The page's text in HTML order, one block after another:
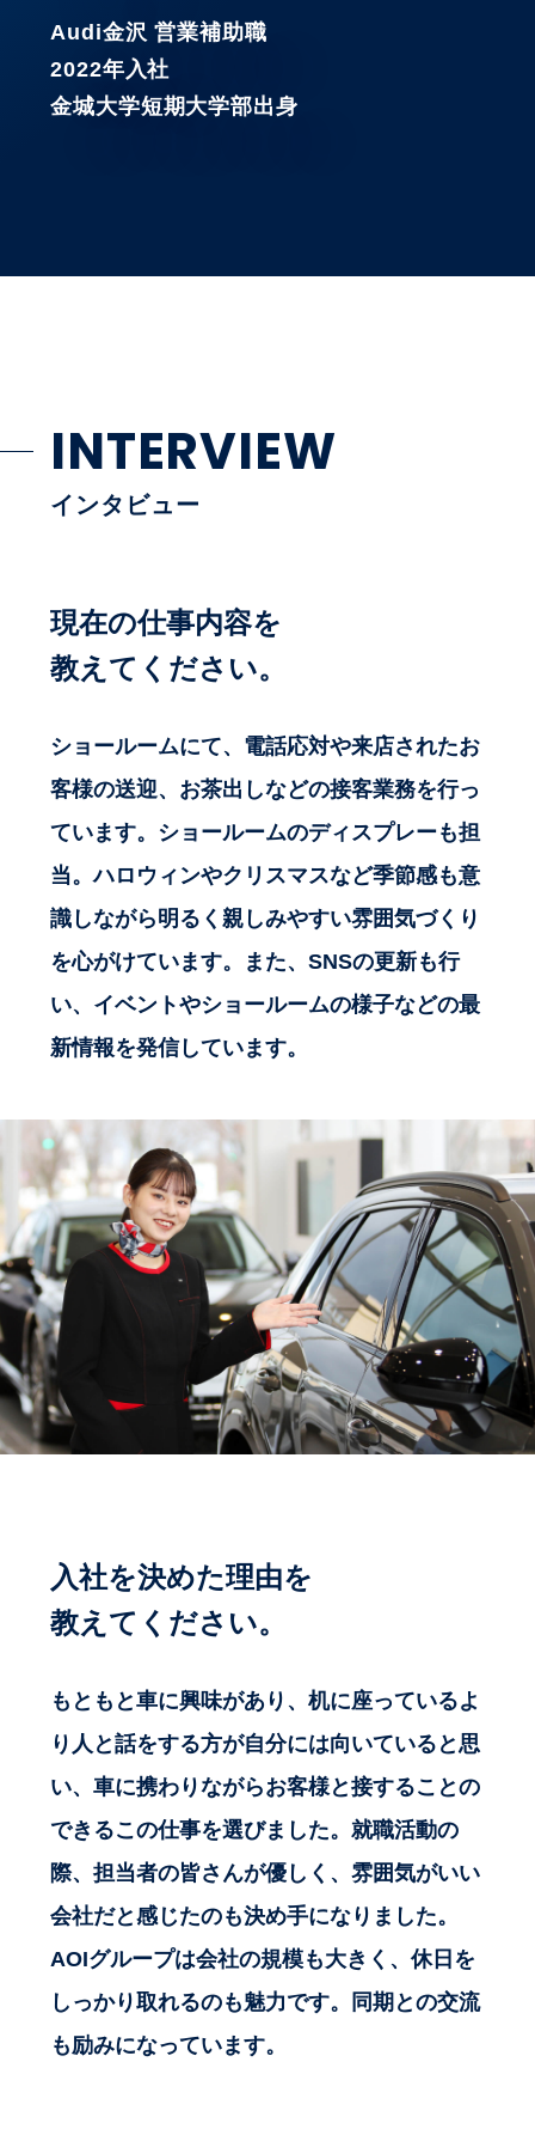
Audi金沢 営業補助職
2022年入社
金城大学短期大学部出身
INTERVIEW
インタビュー
現在の仕事内容を
教えてください。
ショールームにて、電話応対や来店されたお
客様の送迎、お茶出しなどの接客業務を行っ
ています。ショールームのディスプレーも担
当。ハロウィンやクリスマスなど季節感も意
識しながら明るく親しみやすい雰囲気づくり
を心がけています。また、SNSの更新も行
い、イベントやショールームの様子などの最
新情報を発信しています。
入社を決めた理由を
教えてください。
もともと車に興味があり、机に座っているよ
り人と話をする方が自分には向いていると思
い、車に携わりながらお客様と接することの
できるこの仕事を選びました。就職活動の
際、担当者の皆さんが優しく、雰囲気がいい
会社だと感じたのも決め手になりました。
AOIグループは会社の規模も大きく、休日を
しっかり取れるのも魅力です。同期との交流
も励みになっています。